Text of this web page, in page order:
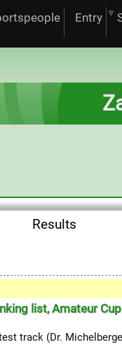
Entry
Results
list, Amateur Cup
track (Dr.